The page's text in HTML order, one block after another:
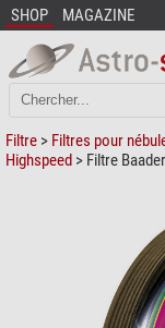
SHOP MAGAZINE
Filtre > Filtres pour
Highspeed > Filtre